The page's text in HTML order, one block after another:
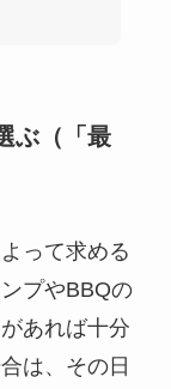
ぶ（「最
って求める
プやBBQの
あれば十分
は、その日